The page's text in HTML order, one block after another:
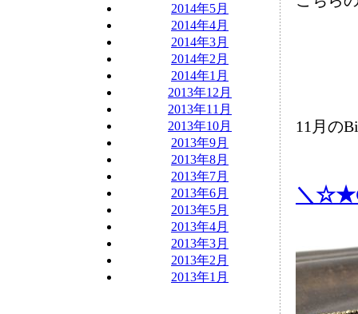
2014年5月
2014年4月
2014年3月
2014年2月
2014年1月
2013年12月
2013年11月
2013年10月
2013年9月
2013年8月
2013年7月
2013年6月
2013年5月
2013年4月
2013年3月
2013年2月
2013年1月
11月の
＼